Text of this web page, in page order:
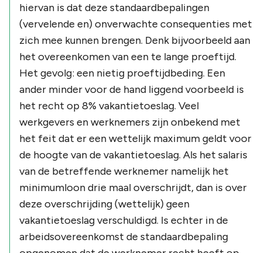
hiervan is dat deze standaardbepalingen
(vervelende en) onverwachte consequenties met
zich mee kunnen brengen. Denk bijvoorbeeld aan
het overeenkomen van een te lange proeftijd.
Het gevolg: een nietig proeftijdbeding. Een
ander minder voor de hand liggend voorbeeld is
het recht op 8% vakantietoeslag. Veel
werkgevers en werknemers zijn onbekend met
het feit dat er een wettelijk maximum geldt voor
de hoogte van de vakantietoeslag. Als het salaris
van de betreffende werknemer namelijk het
minimumloon drie maal overschrijdt, dan is over
deze overschrijding (wettelijk) geen
vakantietoeslag verschuldigd. Is echter in de
arbeidsovereenkomst de standaardbepaling